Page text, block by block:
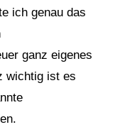
ich genau das
ganz eigenes
wichtig ist es